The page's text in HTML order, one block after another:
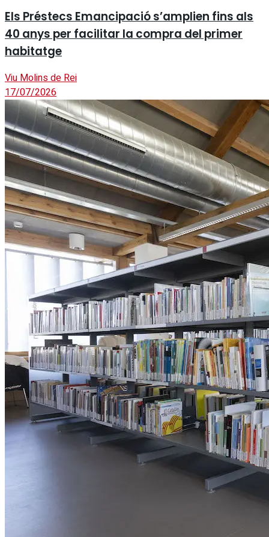
Els Préstecs Emancipació s’amplien fins als
40 anys per facilitar la compra del primer
habitatge
Viu Molins de Rei
17/07/2026